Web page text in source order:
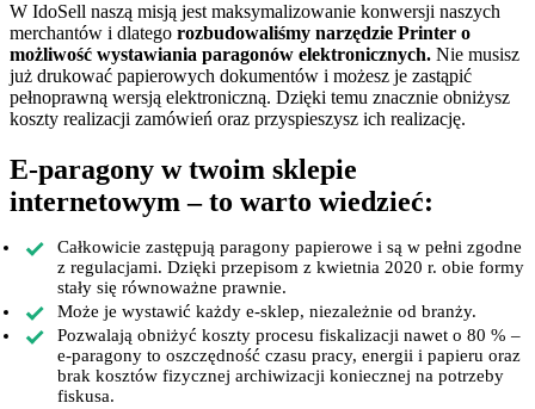
W IdoSell naszą misją jest maksymalizowanie konwersji naszych
merchantów i dlatego rozbudowaliśmy narzędzie Printer o
możliwość wystawiania paragonów elektronicznych. Nie musisz
już drukować papierowych dokumentów i możesz je zastąpić
pełnoprawną wersją elektroniczną. Dzięki temu znacznie obniżysz
koszty realizacji zamówień oraz przyspieszysz ich realizację.
E-paragony w twoim sklepie
internetowym – to warto wiedzieć:
Całkowicie zastępują paragony papierowe i są w pełni zgodne
z regulacjami. Dzięki przepisom z kwietnia 2020 r. obie formy
stały się równoważne prawnie.
Może je wystawić każdy e-sklep, niezależnie od branży.
Pozwalają obniżyć koszty procesu fiskalizacji nawet o 80 % –
e-paragony to oszczędność czasu pracy, energii i papieru oraz
brak kosztów fizycznej archiwizacji koniecznej na potrzeby
fiskusa.